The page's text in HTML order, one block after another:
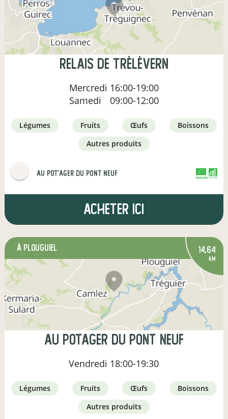
Relais de Trélévern
Mercredi 16:00-19:00
Samedi
09:00-12:00
légumes fruits œufs
boissons
autres produits
Au Pot'ager Du Pont Neuf
Acheter ici
à Plouguiel 14,64
km
Au Potager Du Pont Neuf
Vendredi 18:00-19:30
légumes fruits œufs
boissons
autres produits